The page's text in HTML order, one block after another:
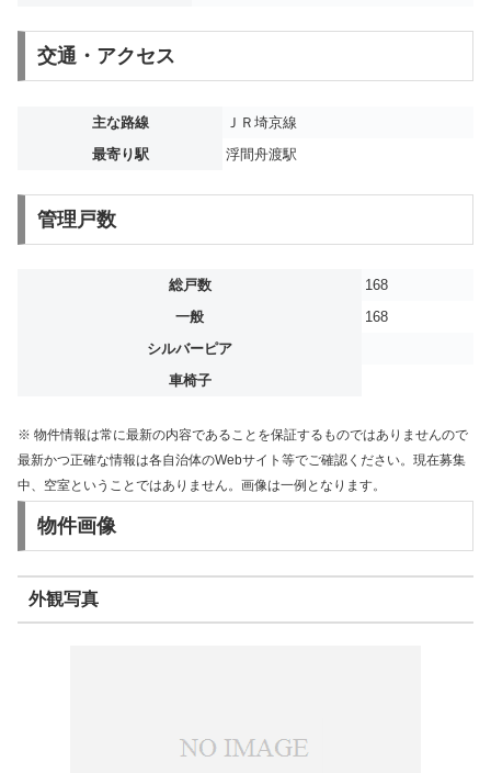
交通・アクセス
主な路線
ＪＲ埼京線
最寄り駅
浮間舟渡駅
管理戸数
総戸数
168
一般
168
シルバーピア
車椅子
※ 物件情報は常に最新の内容であることを保証するものではありませんので
最新かつ正確な情報は各自治体のWebサイト等でご確認ください。現在募集
中、空室ということではありません。画像は一例となります。
物件画像
外観写真